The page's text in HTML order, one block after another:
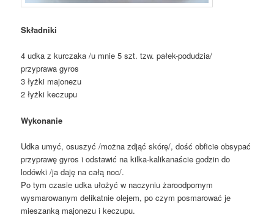
Składniki
4 udka z kurczaka /u mnie 5 szt. tzw. pałek-podudzia/
przyprawa gyros
3 łyżki majonezu
2 łyżki keczupu
Wykonanie
Udka umyć, osuszyć /można zdjąć skórę/, dość obficie obsypać
przyprawę gyros i odstawić na kilka-kalikanaście godzin do
lodówki /ja daję na całą noc/.
Po tym czasie udka ułożyć w naczyniu żaroodpornym
wysmarowanym delikatnie olejem, po czym posmarować je
mieszanką majonezu i keczupu.